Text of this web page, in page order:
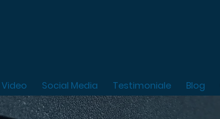
Social Media Testimoniale Blog